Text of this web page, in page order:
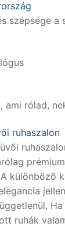
szépsége a
ami rólad,
ruhaszalon
különböző
Ha
ruhák